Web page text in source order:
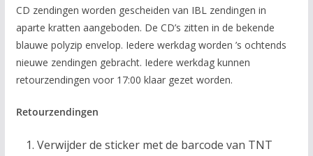
CD zendingen worden gescheiden van IBL zendingen in
aparte kratten aangeboden. De CD’s zitten in de bekende
blauwe polyzip envelop. Iedere werkdag worden ’s ochtends
nieuwe zendingen gebracht. Iedere werkdag kunnen
retourzendingen voor 17:00 klaar gezet worden.
Retourzendingen
Verwijder de sticker met de barcode van TNT